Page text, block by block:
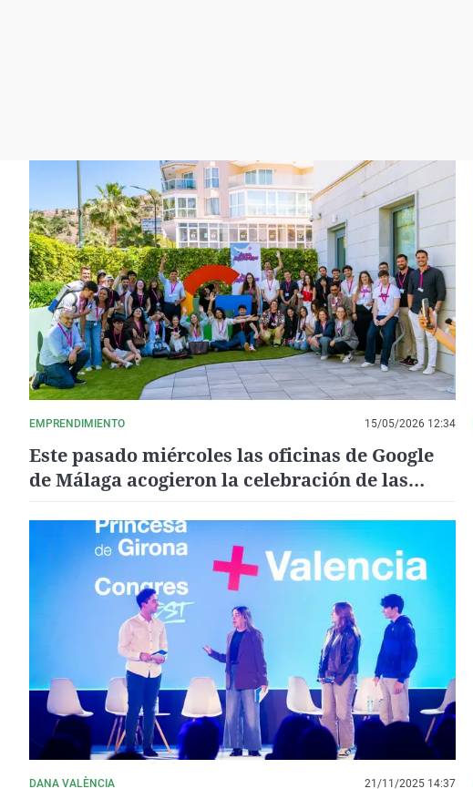
EMPRENDIMIENTO 15/05/2026 12:34
Este pasado miércoles las oficinas de Google
de Málaga acogieron la celebración de las
DANA VALÈNCIA 21/11/2025 14:37